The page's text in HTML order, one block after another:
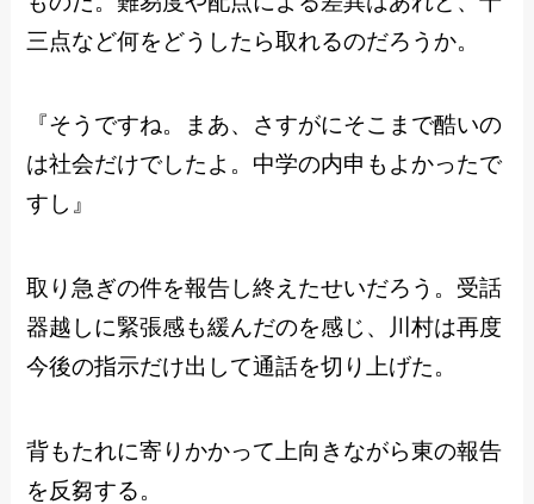
三点など何をどうしたら取れるのだろうか。
『そうですね。まあ、さすがにそこまで酷いの
は社会だけでしたよ。中学の内申もよかったで
すし』
取り急ぎの件を報告し終えたせいだろう。受話
器越しに緊張感も緩んだのを感じ、川村は再度
今後の指示だけ出して通話を切り上げた。
背もたれに寄りかかって上向きながら東の報告
を反芻する。